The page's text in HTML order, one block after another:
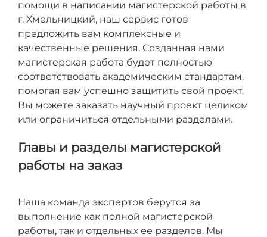
помощи в написании магистерской работы в
г. Хмельницкий, наш сервис готов
предложить вам комплексные и
качественные решения. Созданная нами
магистерская работа будет полностью
соответствовать академическим стандартам,
помогая вам успешно защитить свой проект.
Вы можете заказать научный проект целиком
или ограничиться отдельными разделами.
Главы и разделы магистерской
работы на заказ
Наша команда экспертов берутся за
выполнение как полной магистерской
работы, так и отдельных ее разделов. Мы